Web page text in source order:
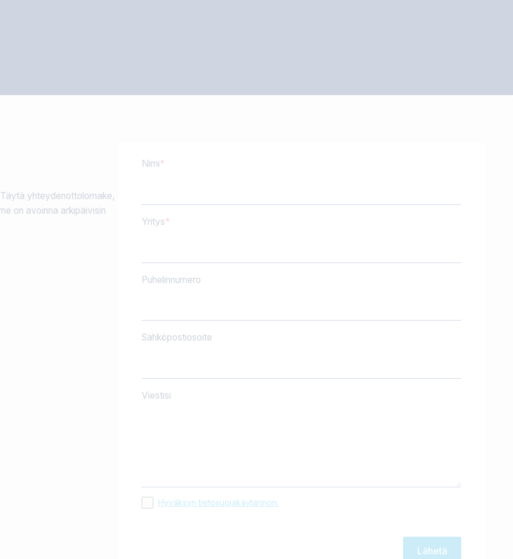
yhteydenottolomake,
on avoinna arkipäivisin
Nimi
Yritys
Puhelinnumero
Sähköpostiosoite
Viestisi
Hyväksyn tietosuojakäytännön.